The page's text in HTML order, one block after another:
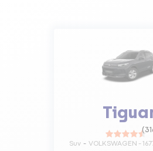
(
Suv VOLKSWAGEN -